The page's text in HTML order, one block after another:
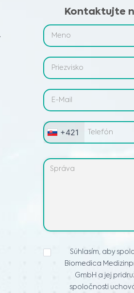
Kontaktujte
+421
VYHLÁSENIE
O
OCHRANE
OSOBNÝCH
Súhlasím, aby
Biomedica
GmbH a jej
spoločnosti